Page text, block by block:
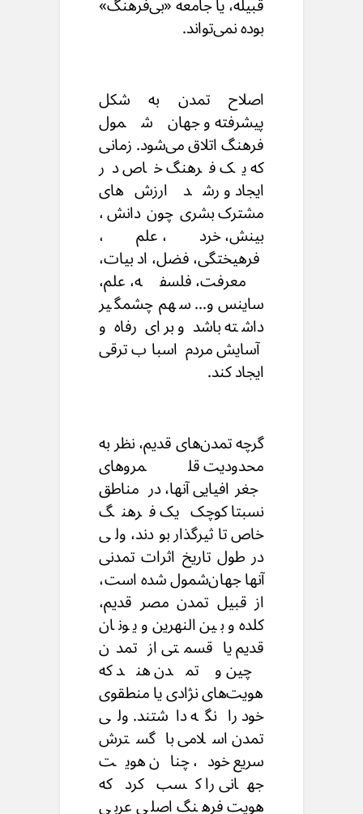
بوده نمی‌تواند.
اصلاح تمدن به شکل
پیشرفته و جهان‌شمول
فرهنگ اتلاق می‌‌شود. زمانی
که یک فرهنگ خاص در
ایجاد و رشد ارزش‌های
مشترک بشری چون دانش،
بینش، خرد، علم،
فرهیختگی، فضل، ادبیات،
معرفت، فلسفه، علم،
ساینس و… سهم چشمگیر
داشته باشد و برای رفاه و
آسایش مردم اسباب ترقی
ایجاد کند.
گرچه تمدن‌های قدیم، نظر به
محدودیت قلمروهای
جغرافیایی آنها، در مناطق
نسبتا کوچک یک فرهنگ
خاص تاثیرگذار بودند، ولی
در طول تاریخ اثرات تمدنی
آنها جهان‌شمول شده است،
از قبیل تمدن مصر قدیم،
کلده و بین‌النهرین و یونان
قدیم یا قسمتی از تمدن
چین و تمدن هند که
هویت‌های نژادی یا منطقوی
خود را نگه داشتند. ولی
تمدن اسلامی با گسترش
سریع خود، چنان هویت
جهانی را کسب کرد که
هویت فرهنگ اصلی عربی